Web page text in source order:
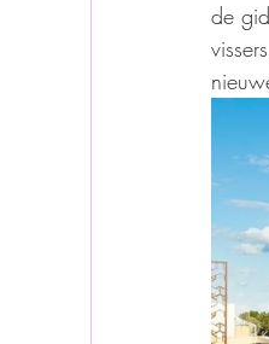
de